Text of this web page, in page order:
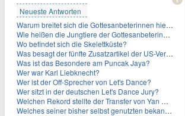
Neueste Antworten
Warum breitet sich die Gottesanbeterinnen hierzulande immer weiter aus?
Wie heißen die Jungtiere der Gottesanbeterinnen?
Wo befindet sich die Skelettküste?
Was besagt der fünfte Zusatzartikel der US-Verfassung, auf den sich Fauci berief?
Was ist das Besondere am Puncak Jaya?
Wer war Karl Liebknecht?
Wer ist der Off-Sprecher von Let's Dance?
Wer sitzt in der deutschen Let's Dance Jury?
Welchen Rekord stellte der Transfer von Yan Diomande zudem auf?
Welches seiner bisher selbst genutzten bekannten Gebäude verpachtet der Vatikan nun?